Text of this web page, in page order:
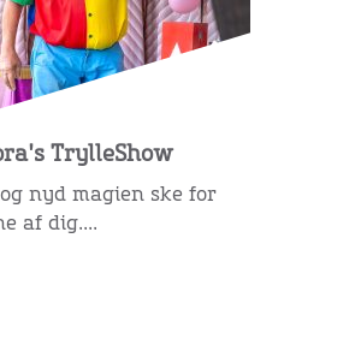
TrylleShow
nyd magien ske for
af dig....